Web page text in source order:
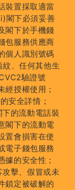
裝置採取適當
閣下必須妥善
閣下於手機錢
包服務供應商
個人識別號碼
紋、任何其他生
驗證號
經授權使用；
安全詳情；
的流動電話裝
閣下的流動電
置會損害在使
電子錢包服務
據的安全性；
擊、假冒或未
鎖定被破解的